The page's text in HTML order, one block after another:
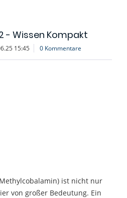
- Wissen Kompakt
15:45 0 Kommentare
ist nicht nur
von großer Bedeutung. Ein